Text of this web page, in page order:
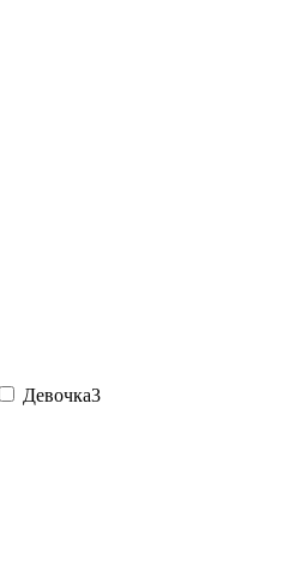
Девочка3